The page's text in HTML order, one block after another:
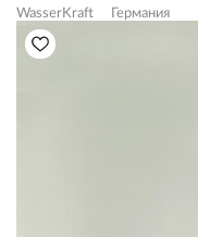
WasserKraft Германия